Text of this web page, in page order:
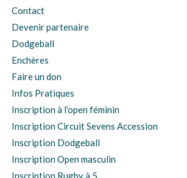
Contact
Devenir partenaire
Dodgeball
Enchères
Faire un don
Infos Pratiques
Inscription à l’open féminin
Inscription Circuit Sevens Accession
Inscription Dodgeball
Inscription Open masculin
Inscription Rugby à 5